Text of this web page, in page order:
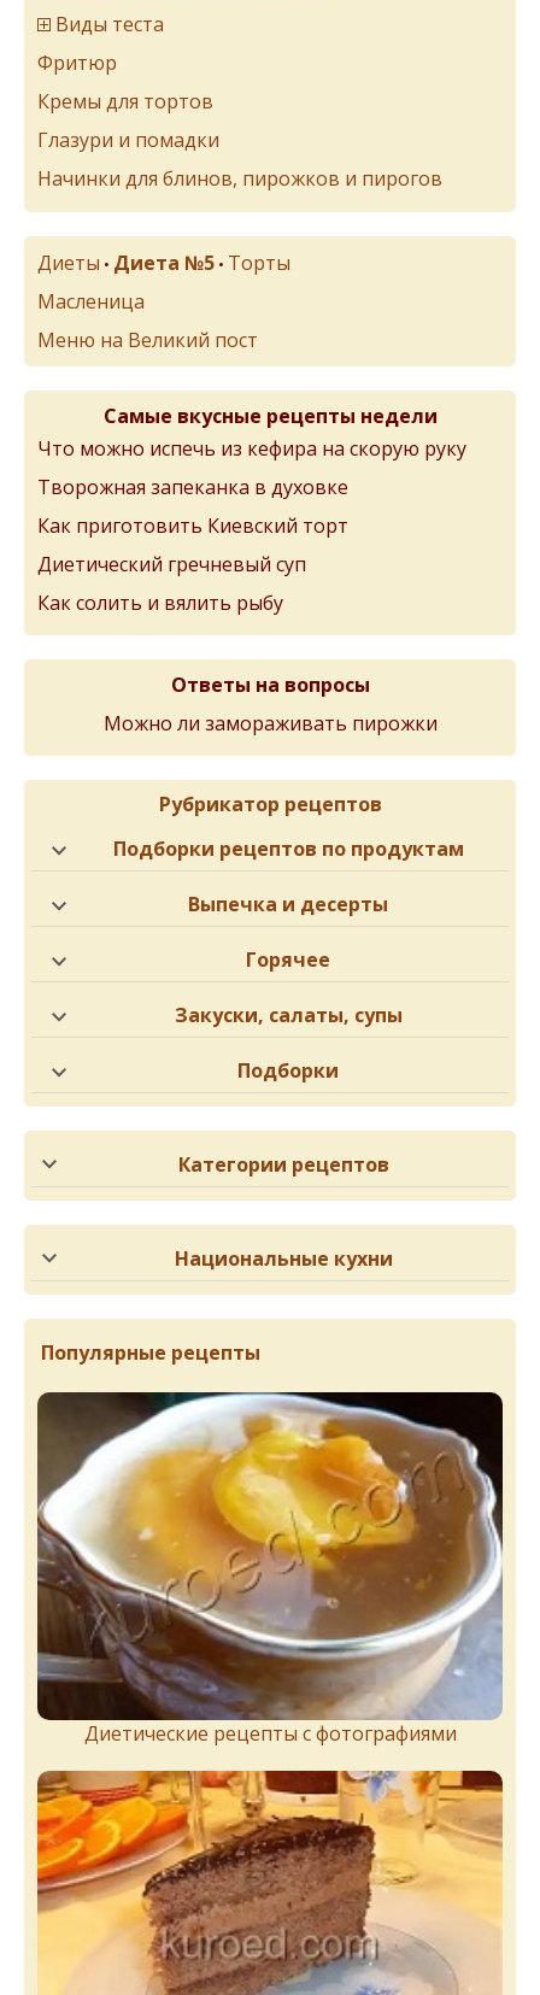
Виды теста
Фритюр
Кремы для тортов
Глазури и помадки
Начинки для блинов, пирожков и пирогов
Диеты • Диета №5 • Торты
Масленица
Меню на Великий пост
Самые вкусные рецепты недели
Что можно испечь из кефира на скорую руку
Творожная запеканка в духовке
Как приготовить Киевский торт
Диетический гречневый суп
Как солить и вялить рыбу
Ответы на вопросы
Можно ли замораживать пирожки
Рубрикатор рецептов
Подборки рецептов по продуктам
Выпечка и десерты
Горячее
Закуски, салаты, супы
Подборки
Категории рецептов
Национальные кухни
Популярные рецепты
Диетические рецепты с фотографиями